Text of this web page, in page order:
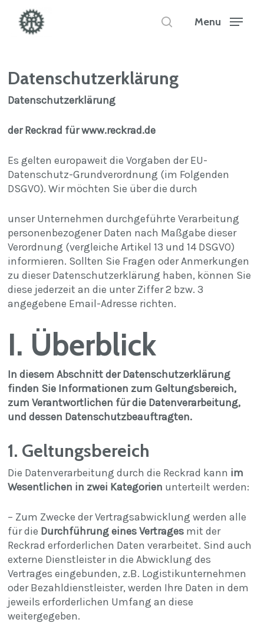
main
searchMenu
Datenschutzerklärung
Datenschutzerklärung
der Reckrad für www.reckrad.de
Es gelten europaweit die Vorgaben der EU-
Datenschutz-Grundverordnung (im Folgenden
DSGVO). Wir möchten Sie über die durch
unser Unternehmen durchgeführte Verarbeitung
personenbezogener Daten nach Maßgabe dieser
Verordnung (vergleiche Artikel 13 und 14 DSGVO)
informieren. Sollten Sie Fragen oder Anmerkungen
zu dieser Datenschutzerklärung haben, können Sie
diese jederzeit an die unter Ziffer 2 bzw. 3
angegebene Email-Adresse richten.
I. Überblick
In diesem Abschnitt der Datenschutzerklärung
finden Sie Informationen zum Geltungsbereich,
zum Verantwortlichen für die Datenverarbeitung,
und dessen Datenschutzbeauftragten.
1. Geltungsbereich
Die Datenverarbeitung durch die Reckrad kann im
Wesentlichen in zwei Kategorien unterteilt werden:
– Zum Zwecke der Vertragsabwicklung werden alle
für die Durchführung eines Vertrages mit der
Reckrad erforderlichen Daten verarbeitet. Sind auch
externe Dienstleister in die Abwicklung des
Vertrages eingebunden, z.B. Logistikunternehmen
oder Bezahldienstleister, werden Ihre Daten in dem
jeweils erforderlichen Umfang an diese
weitergegeben.